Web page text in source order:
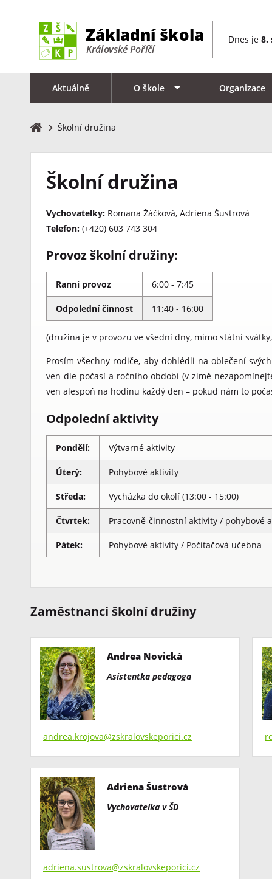
Dnes je 8.
Aktuálně O škole Organizace
Školní družina
Školní družina
Vychovatelky: Romana Žáčková, Adriena Šustrová
Telefon: (+420) 603 743 304
Provoz školní družiny:
Ranní provoz 6:00 - 7:45
Odpolední činnost 11:40 - 16:00
(družina je v provozu ve všední dny, mimo státní
Prosím všechny rodiče, aby dohlédli na oblečení
ven dle počasí a ročního období (v zimě
ven alespoň na hodinu každý den – pokud nám to
Odpolední aktivity
Pondělí: Výtvarné aktivity
Úterý: Pohybové aktivity
Středa: Vycházka do okolí (13:00 - 15:00)
Čtvrtek: Pracovně-činnostní aktivity / pohybové
Pátek: Pohybové aktivity / Počítačová učebna
Zaměstnanci školní družiny
Andrea Novická
Asistentka pedagoga
andrea.krojova@zskralovskeporici.cz
Adriena Šustrová
Vychovatelka v ŠD
adriena.sustrova@zskralovskeporici.cz